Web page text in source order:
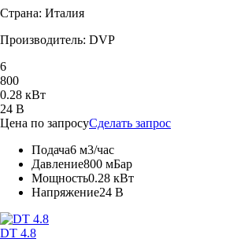
Страна: Италия
Производитель: DVP
6
800
0.28 кВт
24 В
Цена по запросуСделать запрос
Подача6 м3/час
Давление800 мБар
Мощность0.28 кВт
Напряжение24 В
DT 4.8